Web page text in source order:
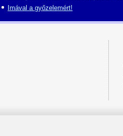
Imával a győzelemért!